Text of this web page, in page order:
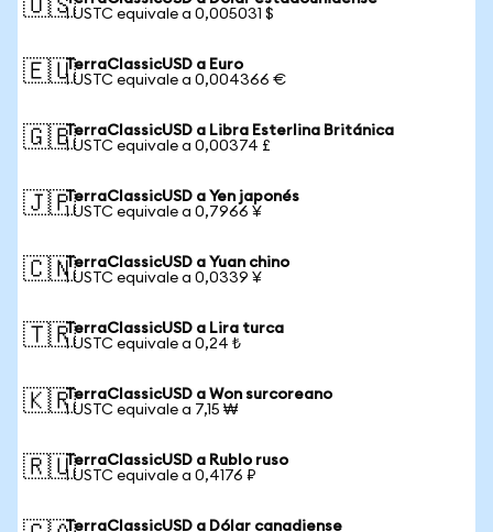
🇺🇸1 USTC equivale a 0,005031 $
🇪🇺TerraClassicUSD a Euro
1 USTC equivale a 0,004366 €
🇬🇧TerraClassicUSD a Libra Esterlina Británica
1 USTC equivale a 0,00374 £
🇯🇵TerraClassicUSD a Yen japonés
1 USTC equivale a 0,7966 ¥
🇨🇳TerraClassicUSD a Yuan chino
1 USTC equivale a 0,0339 ¥
🇹🇷TerraClassicUSD a Lira turca
1 USTC equivale a 0,24 ₺
🇰🇷TerraClassicUSD a Won surcoreano
1 USTC equivale a 7,15 ₩
🇷🇺TerraClassicUSD a Rublo ruso
1 USTC equivale a 0,4176 ₽
TerraClassicUSD a Dólar canadiense